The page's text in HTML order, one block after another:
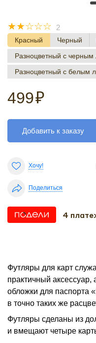
☆
☆
☆
☆
☆ 2
Красный Черный
Разноцветный с черным
Разноцветный с белым
499₽
Добавить к заказу
Хочу!
Поделиться
4
Футляры для карт
практичный
обложки для паспорта
в точно таких же
Футляры сделаны из
и вмещают четыре